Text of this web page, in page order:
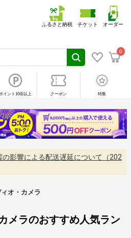
0
ふるさと納税 チケット オーダー
イント10倍以上 クーポン 特集
影響による配送遅延について（202
オ・カメラ
メラのおすすめ人気ラン